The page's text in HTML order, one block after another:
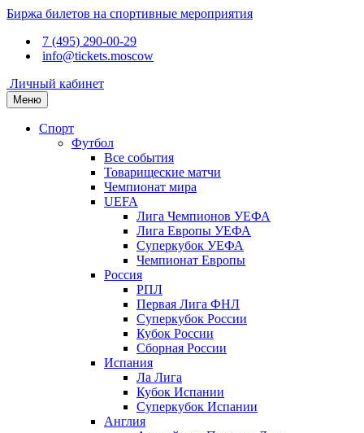
Биржа билетов на спортивные мероприятия
7 (495) 290-00-29
info@tickets.moscow
Личный кабинет
Меню
Спорт
Футбол
Все события
Товарищеские матчи
Чемпионат мира
UEFA
Лига Чемпионов УЕФА
Лига Европы УЕФА
Суперкубок УЕФА
Чемпионат Европы
Россия
РПЛ
Первая Лига ФНЛ
Суперкубок России
Кубок России
Сборная России
Испания
Ла Лига
Кубок Испании
Суперкубок Испании
Англия